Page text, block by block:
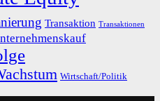
Transaktion Transaktionen
Wirtschaft/Politik